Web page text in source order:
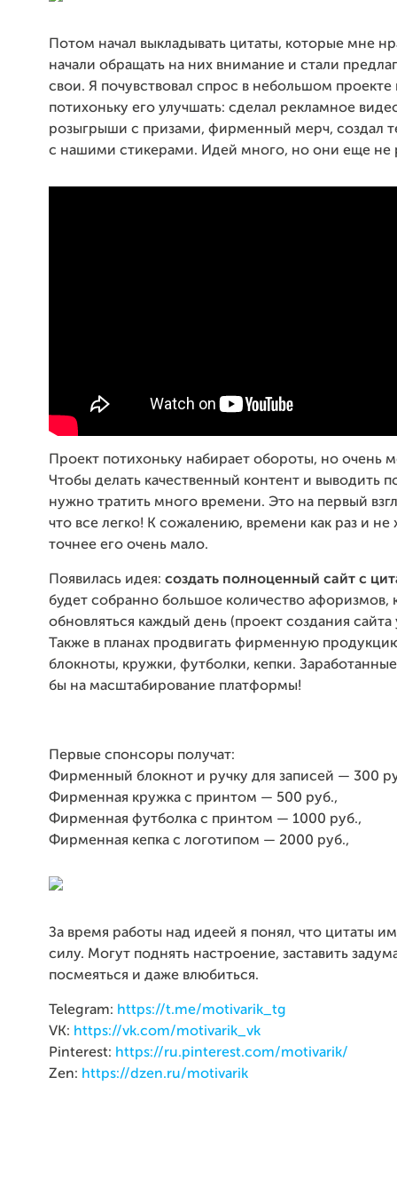
Потом начал выкладывать цитаты, которые мне
начали обращать на них внимание и стали
свои. Я почувствовал спрос в небольшом проекте
потихоньку его улучшать: сделал рекламное
розыгрыши с призами, фирменный мерч, создал
с нашими стикерами. Идей много, но они еще не
Проект потихоньку набирает обороты, но очень
Чтобы делать качественный контент и выводить
нужно тратить много времени. Это на первый
что все легко! К сожалению, времени как раз и не
точнее его очень мало.
Появилась идея: создать полноценный сайт с
будет собранно большое количество афоризмов,
обновляться каждый день (проект создания сайта
Также в планах продвигать фирменную
блокноты, кружки, футболки, кепки.
бы на масштабирование платформы!
Первые спонсоры получат:
Фирменный блокнот и ручку для записей — 300
Фирменная кружка с принтом — 500 руб.,
Фирменная футболка с принтом — 1000 руб.,
Фирменная кепка с логотипом — 2000 руб.,
За время работы над идеей я понял, что цитаты
силу. Могут поднять настроение, заставить
посмеяться и даже влюбиться.
Telegram: https://t.me/motivarik_tg
VK: https://vk.com/motivarik_vk
Pinterest: https://ru.pinterest.com/motivarik/
Zen: https://dzen.ru/motivarik